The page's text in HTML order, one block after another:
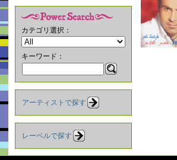
カテゴリ選択：
キーワード：
アーティストで探す
レーベルで探す